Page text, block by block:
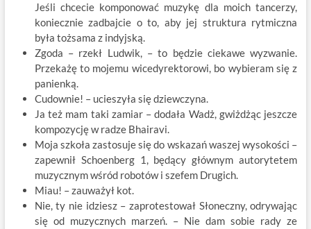
Jeśli chcecie komponować muzykę dla moich tancerzy,
koniecznie zadbajcie o to, aby jej struktura rytmiczna
była tożsama z indyjską.
Zgoda – rzekł Ludwik, – to będzie ciekawe wyzwanie.
Przekażę to mojemu wicedyrektorowi, bo wybieram się z
panienką.
Cudownie! – ucieszyła się dziewczyna.
Ja też mam taki zamiar – dodała Wadż, gwiżdżąc jeszcze
kompozycję w radze Bhairavi.
Moja szkoła zastosuje się do wskazań waszej wysokości –
zapewnił Schoenberg 1, będący głównym autorytetem
muzycznym wśród robotów i szefem Drugich.
Miau! – zauważył kot.
Nie, ty nie idziesz – zaprotestował Słoneczny, odrywając
się od muzycznych marzeń. – Nie dam sobie rady ze